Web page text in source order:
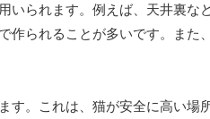
いられます。例えば、天井裏
作られることが多いです。ま
す。これは、猫が安全に高い